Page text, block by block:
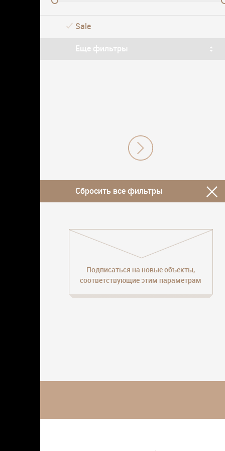
Sale
Еще фильтры
Сбросить все фильтры
Подписаться на новые объекты,
соответствующие этим параметрам